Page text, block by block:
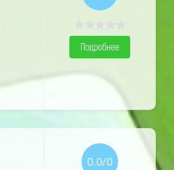
Подробнее
0.0/0